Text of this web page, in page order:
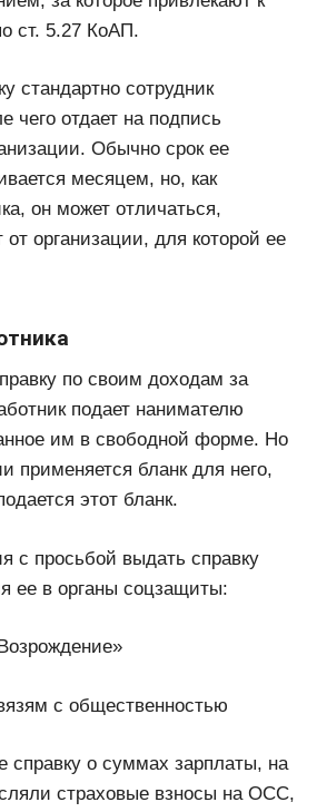
ст. 5.27 КоАП.
стандартно сотрудник
чего отдает на подпись
Обычно срок ее
месяцем, но, как
он может отличаться,
от организации, для которой ее
по своим доходам за
подает нанимателю
им в свободной форме. Но
применяется бланк для него,
этот бланк.
с просьбой выдать справку
ее в органы соцзащиты:
с общественностью
о суммах зарплаты, на
страховые взносы на ОСС,